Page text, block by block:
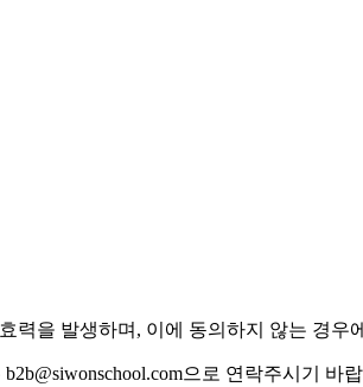
력을 발생하며, 이에 동의하지 않는 경우
으로 연락주시기 바